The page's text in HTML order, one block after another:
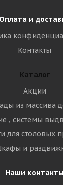
Оплата и
Контакты
Каталог
Акции
из массива
, системы
для столовых
и
Наши контакты